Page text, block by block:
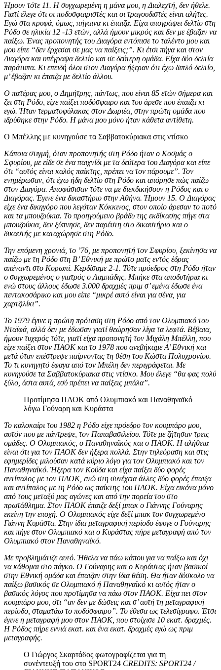
Ήμουν τότε 11. Η συγχωρεμένη η μάνα μου, η Διαλεχτή, δεν ήθελε.
Γιατί έλεγε ότι οι ποδοσφαιριστές και οι τραγουδιστές είναι αλήτες.
Εγώ στα κρυφά, όμως, πήγαινα κι έπαιζα. Είχα υπογράψει δελτίο στη
Ρόδο σε ηλικία 12 -13 ετών, αλλά ήμουν μικρός και δεν με έβαζαν να
παίξω. Ένας προπονητής του Διαγόρα εντόπισε το ταλέντο μου και
μου είπε “δεν έρχεσαι σε μας να παίξεις;”. Κι έτσι πήγα και στον
Διαγόρα και υπέγραψα δελτίο και σε δεύτερη ομάδα. Είχα δύο δελτία
παράτυπα. Κι επειδή όλοι στον Διαγόρα ήξεραν ότι έχω διπλό δελτίο,
μ’ έβαζαν κι έπαιζα με δελτίο άλλου.
Ο πατέρας μου, ο Δημήτρης, πάντως, που είναι 85 ετών σήμερα και
ζει στη Ρόδο, είχε παίξει ποδόσφαιρο και του άρεσε που έπαιζα κι
εγώ. Ήταν τερματοφύλακας στον Δωριέα, στην πρώτη ομάδα που
ιδρύθηκε στην Ρόδο. Η μάνα μου μόνο ήταν κάθετα αντίθετη.
Ο Μπέλλης με κυνηγούσε τα Σαββατοκύριακα στις ντίσκο
Κάποια στιγμή, όταν προπονητής στη Ρόδο ήταν ο Κοσμάς ο
Σφυρίου, με είδε σε ένα παιχνίδι με τα δεύτερα του Διαγόρα και είπε
ότι “αυτός είναι καλός παίκτης, πρέπει να τον πάρουμε”. Τον
ενημέρωσαν, ότι έχω ήδη δελτίο στη Ρόδο και απόρησε πώς παίζω
στον Διαγόρα. Αποφάσισαν τότε να με διεκδικήσουν η Ρόδος και ο
Διαγόρας. Έγινε ένα δικαστήριο στην Αθήνα. Ήμουν 15. Ο Διαγόρας
είχε ένα δικηγόρο που λεγόταν Κόκκινος, στον οποίο άρεσαν το ποτό
και τα μπουζούκια. Το προηγούμενο βράδυ της εκδίκασης πήγε στα
μπουζούκια, δεν ξύπνησε, δεν παρέστη στο δικαστήριο και ο
δικαστής με καταχώρησε στη Ρόδο.
Την επόμενη χρονιά, το ’76, με προπονητή τον Σφυρίου, ξεκίνησα να
παίζω με τη Ρόδο στη Β’ Εθνική με πρώτο ματς εντός έδρας
απέναντι στο Κορωπί. Κερδίσαμε 2-1. Τότε πρόεδρος στη Ρόδο ήταν
ο συγχωρεμένος ο γιατρός ο Λαμπάδης. Μπήκε στα αποδυτήρια κι
ενώ στους άλλους έδωσε 3.000 δραχμές πριμ σ’ εμένα έδωσε ένα
πεντακοσάρικο και μου είπε “μικρέ αυτό είναι για σένα, για
χαρτζιλίκι”.
Το 1979 έγινε η πρώτη πρόταση στη Ρόδο από τον Ολυμπιακό του
Νταϊφά, αλλά δεν με έδωσαν γιατί θεώρησαν λίγα τα λεφτά. Βέβαια,
ήμουν τυχερός τότε, γιατί είχα προπονητή τον Μιχάλη Μπέλλη, που
είχε παίξει στον ΠΑΟΚ και το 1978 που ανεβήκαμε Α’ Εθνική και
μετά όταν επέστρεψε παίρνοντας τη θέση του Κώστα Πολυχρονίου.
Το τι κυνηγητό έφαγα από τον Μπέλη δεν περιγράφεται. Με
κυνηγούσε τα Σαββατοκύριακα στις ντίσκο. Μου έλεγε “θα φας πολύ
ξύλο, άστα αυτά, εσύ πρέπει να παίξεις μπάλα”.
Προτίμησα ΠΑΟΚ από Ολυμπιακό και Παναθηναϊκό
λόγω Γούναρη και Κυράστα
Το καλοκαίρι του 1982 η Ρόδο είχε πρόεδρο τον κουμπάρο μου,
αυτόν που με πάντρεψε, τον Παπαβασιλείου. Τότε με ζήτησαν τρεις
ομάδες. Ο Ολυμπιακός, ο Παναθηναϊκός και ο ΠΑΟΚ. Η αλήθεια
είναι ότι για τον ΠΑΟΚ δεν ήξερα πολλά. Στην τηλεόραση και στις
εφημερίδες μιλούσαν κατά κύριο λόγο για τον Ολυμπιακό και τον
Παναθηναϊκό. Ήξερα τον Κούδα και είχα παίξει δύο φορές
αντίπαλος με τον ΠΑΟΚ, ενώ στη συνέχεια άλλες δύο φορές έπαιξα
και αντίπαλος με τη Ρόδο ως παίκτης του ΠΑΟΚ. Είχα εικόνα μόνο
από τους μεταξύ μας αγώνες και από την πορεία του στο
πρωτάθλημα. Στον ΠΑΟΚ έπαιζε δεξί μπακ ο Γιάννης Γούναρης
εκείνη την εποχή. Ο Ολυμπιακός είχε δεξί μπακ τον συγχωρεμένο
Γιάννη Κυράστα. Στην ίδια μεταγραφική περίοδο έφυγε ο Γούναρης
και πήγε στον Ολυμπιακό και ο Κυράστας πήρε μεταγραφή από τον
Ολυμπιακό στον Παναθηναϊκό.
Με προβλημάτιζε αυτό. Ήθελα να πάω κάπου για να παίξω και όχι
να κάθομαι στο πάγκο. Ο Γούναρης και ο Κυράστας ήταν βασικοί
στην Εθνική ομάδα και έπαιζαν στην ίδια θέση. Θα ήταν δύσκολο να
παίξω βασικός σε Ολυμπιακό ή Παναθηναϊκό κι αυτός ήταν ο
βασικός λόγος που προτίμησα να πάω στον ΠΑΟΚ. Είχα πει στον
κουμπάρο μου, ότι “αν δεν με δώσεις και σ’ αυτή τη μεταγραφική
περίοδο, σταματάω το ποδόσφαιρο”. Το έθεσα ως τελεσίγραφο. Έτσι
έγινε η μεταγραφή μου στον ΠΑΟΚ, που στοίχισε 10 εκατ. δραχμές.
Η Ρόδος πήρε εννιά εκατ. και ένα εκατ. δραχμές εγώ ως πριμ
μεταγραφής.
Ο Γιώργος Σκαρτάδος φωτογραφίζεται για τη
συνέντευξή του στο SPORT24 CREDITS: SPORT24 /